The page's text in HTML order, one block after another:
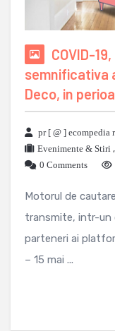
COVID-
semnificativa
Deco, in
pr [ @ ] ecompedia
Evenimente & Stiri ,
0 Comments
Motorul de
transmite, intr-un
parteneri ai
– 15 mai ...